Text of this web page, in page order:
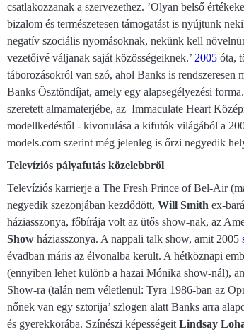
csatlakozzanak a szervezethez. ’Olyan belső
bizalom és természetesen támogatást is nyújtunk
negatív szociális nyomásoknak, nekünk kell
vezetőivé váljanak saját közösségeiknek.’ 2005 óta,
táborozásokról van szó, ahol Banks is
Banks Ösztöndíjat, amely egy alapsegélyezési
szeretett almamaterjébe, az Immaculate Heart
modellkedéstől - kivonulása a kifutók világából a
models.com szerint még jelenleg is őrzi negyedik
Televíziós pályafutás közelebbről
Televíziós karrierje a The Fresh Prince of Bel-Air
negyedik szezonjában kezdődött, Will Smith ex-
háziasszonya, főbírája volt az ütős show-nak, az
Show háziasszonya. A nappali talk show, amit 2005
évadban máris az élvonalba került. A hétköznapi
(ennyiben lehet különb a hazai Mónika show-nál),
Show-ra (talán nem véletlenül: Tyra 1986-ban az
nőnek van egy sztorija’ szlogen alatt Banks arra
és gyerekkorába. Színészi képességeit Lindsay